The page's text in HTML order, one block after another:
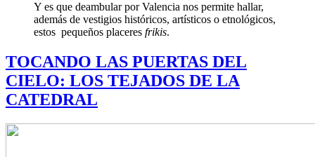
Y es que deambular por Valencia nos permite hallar,
además de vestigios históricos, artísticos o etnológicos,
estos pequeños placeres frikis.
TOCANDO LAS PUERTAS DEL
CIELO: LOS TEJADOS DE LA
CATEDRAL